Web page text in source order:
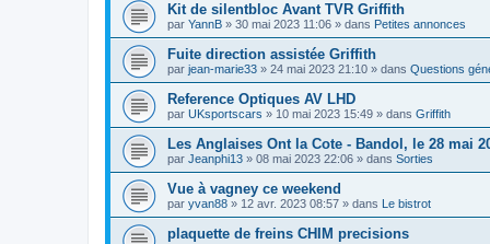
Kit de silentbloc Avant TVR Griffith
par YannB » 30 mai 2023 11:06 » dans Petites annonces
Fuite direction assistée Griffith
par jean-marie33 » 24 mai 2023 21:10 » dans Questions
Reference Optiques AV LHD
par UKsportscars » 10 mai 2023 15:49 » dans Griffith
Les Anglaises Ont la Cote - Bandol, le 28 mai
par Jeanphi13 » 08 mai 2023 22:06 » dans Sorties
Vue à vagney ce weekend
par yvan88 » 12 avr. 2023 08:57 » dans Le bistrot
plaquette de freins CHIM precisions